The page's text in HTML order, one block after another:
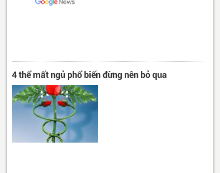
4 thể mất ngủ phổ biến đừng nên bỏ qua